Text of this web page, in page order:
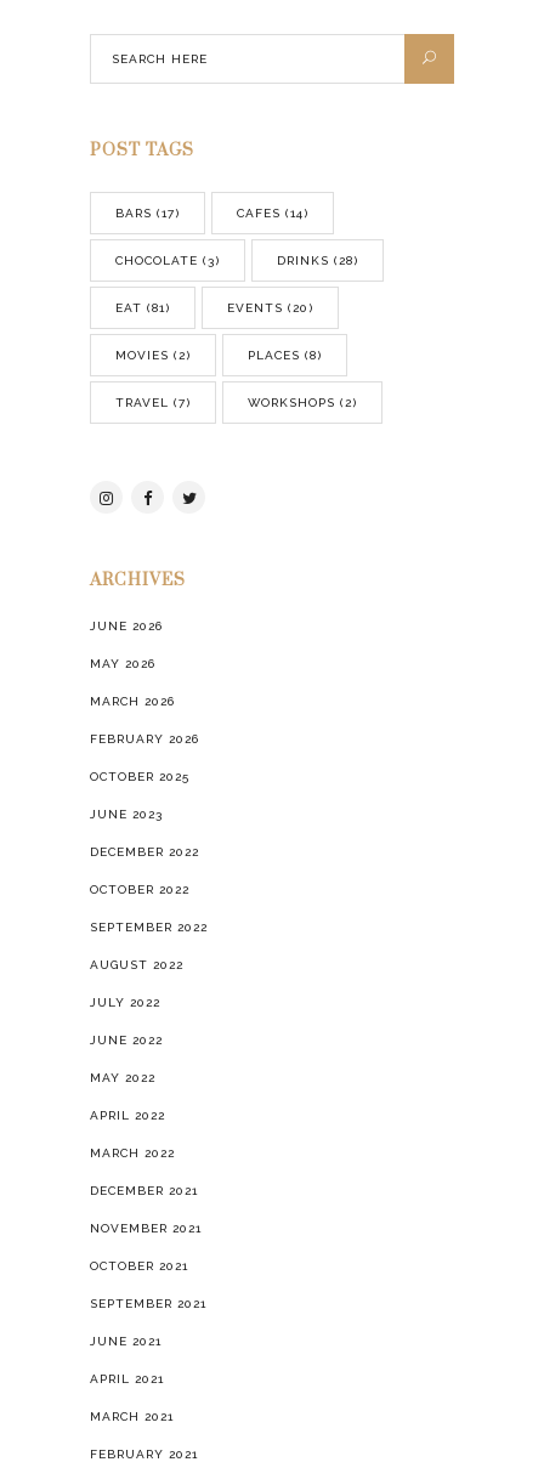
POST TAGS
BARS (17) CAFES (14)
CHOCOLATE (3) DRINKS (28)
EAT (81) EVENTS (20)
MOVIES (2) PLACES (8)
TRAVEL (7) WORKSHOPS (2)
ARCHIVES
JUNE 2026
MAY 2026
MARCH 2026
FEBRUARY 2026
OCTOBER 2025
JUNE 2023
DECEMBER 2022
OCTOBER 2022
SEPTEMBER 2022
AUGUST 2022
JULY 2022
JUNE 2022
MAY 2022
APRIL 2022
MARCH 2022
DECEMBER 2021
NOVEMBER 2021
OCTOBER 2021
SEPTEMBER 2021
JUNE 2021
APRIL 2021
MARCH 2021
FEBRUARY 2021